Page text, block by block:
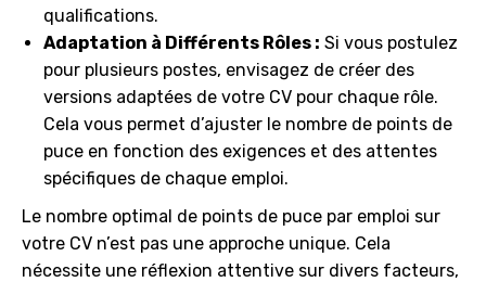
qualifications.
Adaptation à Différents Rôles : Si vous postulez
pour plusieurs postes, envisagez de créer des
versions adaptées de votre CV pour chaque rôle.
Cela vous permet d’ajuster le nombre de points de
puce en fonction des exigences et des attentes
spécifiques de chaque emploi.
Le nombre optimal de points de puce par emploi sur
votre CV n’est pas une approche unique. Cela
nécessite une réflexion attentive sur divers facteurs,